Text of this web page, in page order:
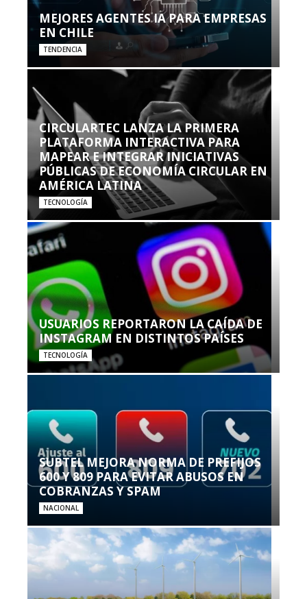
MEJORES AGENTES IA PARA EMPRESAS
EN CHILE
TENDENCIA
CIRCULARTEC LANZA LA PRIMERA
PLATAFORMA INTERACTIVA PARA
MAPEAR E INTEGRAR INICIATIVAS
PÚBLICAS DE ECONOMÍA CIRCULAR EN
AMÉRICA LATINA
TECNOLOGÍA
USUARIOS REPORTARON LA CAÍDA DE
INSTAGRAM EN DISTINTOS PAÍSES
TECNOLOGÍA
SUBTEL MEJORA NORMA DE PREFIJOS
600 Y 809 PARA EVITAR ABUSOS EN
COBRANZAS Y SPAM
NACIONAL